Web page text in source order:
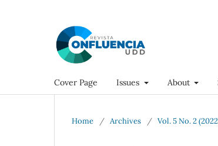
Cover Page Issues About
Home / Archives / Vol. 5 No. 2